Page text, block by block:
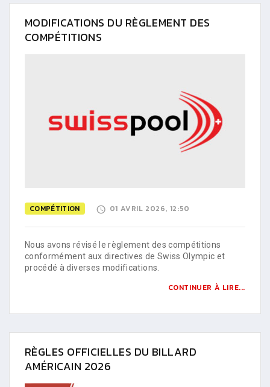
MODIFICATIONS DU RÈGLEMENT DES
COMPÉTITIONS
COMPÉTITION 01 AVRIL 2026, 12:50
Nous avons révisé le règlement des compétitions
conformément aux directives de Swiss Olympic et
procédé à diverses modifications.
CONTINUER À LIRE...
RÈGLES OFFICIELLES DU BILLARD
AMÉRICAIN 2026